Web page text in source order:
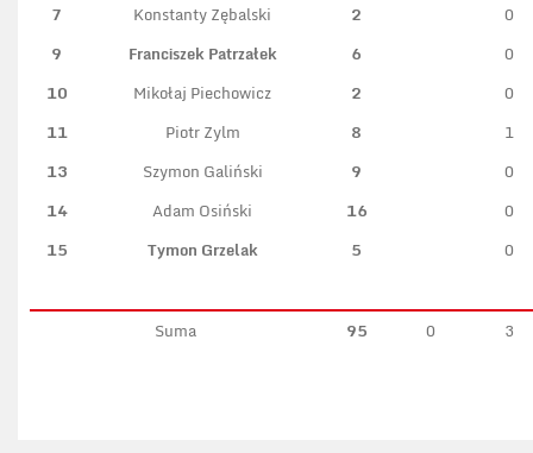
7
Konstanty Zębalski 2
0
9
Franciszek Patrzałek 6
0
10
Mikołaj Piechowicz 2
0
11
Piotr Zylm 8
1
13
Szymon Galiński 9
0
14
Adam Osiński 16
0
15
Tymon Grzelak 5 0
Suma 95 0 3